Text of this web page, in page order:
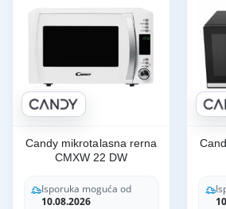
Candy mikrotalasna rerna
CMXW 22 DW
Isporuka moguća od
10.08.2026